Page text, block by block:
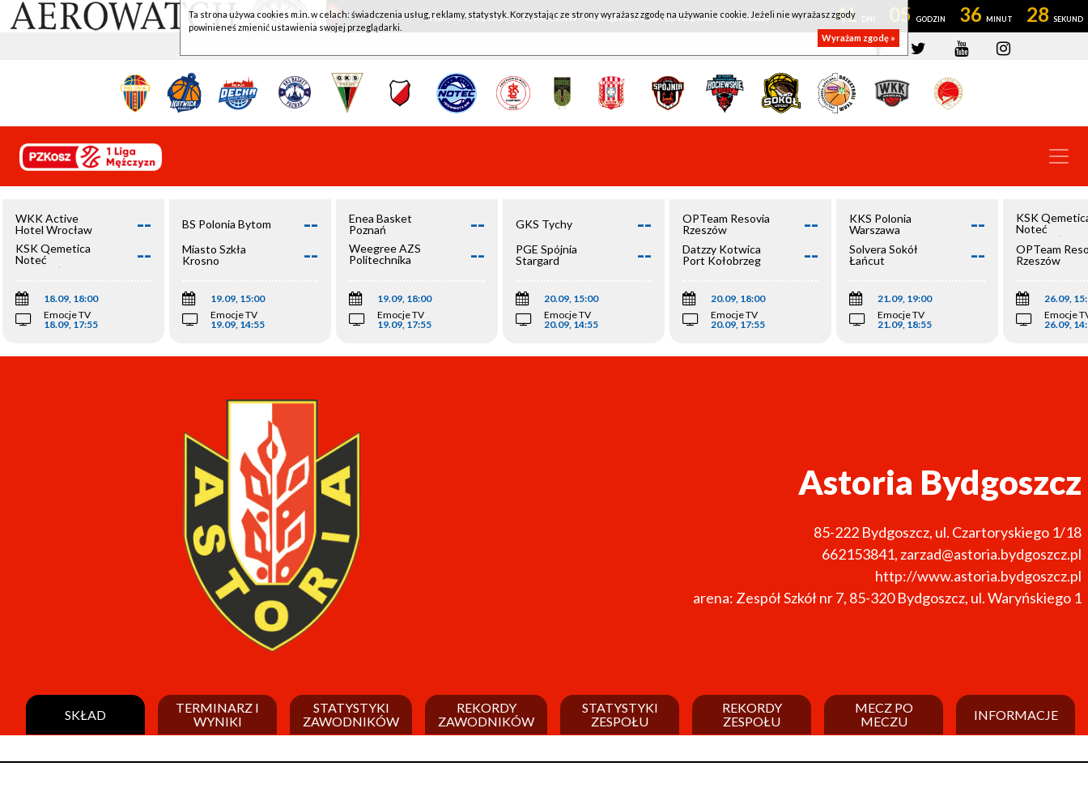
WKK ACTIVE HOTEL WROCŁAW - KSK QEMETICA NOTEĆ INOWROCŁAW 41 05 36 27
WKK Active
Hotel Wrocław
--
KSK Qemetica
Noteć
Inowrocław
--
18.09, 18:00
Emocje TV
18.09, 17:55
BS Polonia Bytom --
Miasto Szkła
Krosno
--
19.09, 15:00
Emocje TV
19.09, 14:55
Enea Basket
Poznań
--
Weegree AZS
Politechnika
--
19.09, 18:00
Emocje TV
19.09, 17:55
GKS Tychy --
PGE Spójnia
Stargard
--
20.09, 15:00
Emocje TV
20.09, 14:55
OPTeam Resovia
Rzeszów
--
Datzzy Kotwica
Port Kołobrzeg
--
20.09, 18:00
Emocje TV
20.09, 17:55
KKS Polonia
Warszawa
--
Solvera Sokół
Łańcut
--
21.09, 19:00
Emocje TV
21.09, 18:55
KSK
Noteć
Inowrocław
OPTeam
Rzeszów
26.09,
Emocje
26.09,
Astoria Bydgoszcz
85-222 Bydgoszcz, ul. Czartoryskiego 1/18
662153841, zarzad@astoria.bydgoszcz.pl
http://www.astoria.bydgoszcz.pl
arena: Zespół Szkół nr 7, 85-320 Bydgoszcz, ul. Waryńskiego 1
SKŁAD
TERMINARZ I
WYNIKI
STATYSTYKI
ZAWODNIKÓW
REKORDY
ZAWODNIKÓW
STATYSTYKI
ZESPOŁU
REKORDY
ZESPOŁU
MECZ PO
MECZU
INFORMACJE
Ta strona używa cookies m.in. w celach: świadczenia usług, reklamy, statystyk. Korzystając ze strony wyrażasz zgodę na używanie cookie. Jeżeli nie wyrażasz zgody
powinieneś zmienić ustawienia swojej przeglądarki.
Wyrażam zgodę »